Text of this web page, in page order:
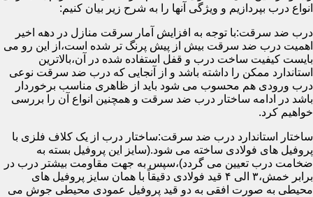
انواع درب بپردازیم و ویژگی آنها را به شرح زیر بیان کنیم:
درب ضد سرقت:با توجه به افزایش آمار سرقت منازل در دهه اخیر
اهمیت درب ضد سرقت بیش از پیش پرنگ تر شده است،از این رو می
بایست کیفیت ساخت درب و قفل استفاده شده در آن،بالاترین
استاندارد ممکن را داشته باشد و از آنجایی که درب ضد سرقت نوعی
درب ورودی هم محسوب می شود باید از ظاهری مناسب برخوردار
باشد در ادامه ساختار درب ضد سرقت و همچنین انواع آن را بررسی
خواهیم کرد.
ساختار استاندارد درب ضد سرقت:ساختار درب از یک کلاف فلزی با
پروفیل های فولادی ساخته می شود.(سایز این پروفیل بسته به
ضخامت درب تعیین می گردد)،سپس به جهت مقاومت بیشتر درب در
برابر خمش،۳ الی ۴ قید فولادی دقیقاً با همان سایز پروفیل های
محیطی به صورت افقی به دو قید پروفیل عمودی محیطی جوش می